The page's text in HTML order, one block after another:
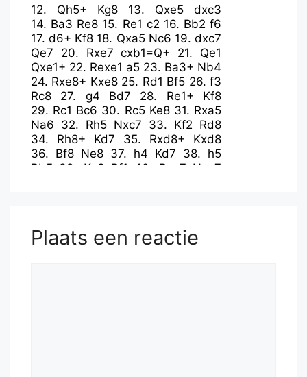
12. Qh5+ Kg8 13. Qxe5
dxc3
14. Ba3 Re8 15. Re1 c2 16. Bb2 f6
17.d6+ Kf8 18. Qxa5 Nc6 19.dxc7
Qe7
20. Rxe7 cxb1=Q+ 21. Qe1
Qxe1+ 22. Rexe1 a5 23. Ba3+ Nb4
24. Rxe8+ Kxe8 25. Rd1 Bf5 26.f3
Rc8
27. g4 Bd7 28. Re1+
Kf8
29. Rc1 Bc6 30. Rc5 Ke8 31. Rxa5
Na6 32. Rh5 Nxc7 33. Kf2 Rd8
34. Rh8+ Kd7 35. Rxd8+
Kxd8
36. Bf8 Ne8 37. h4 Kd7 38. h5
Bb5 39. Ke3 Bf1 40. Bxg7 Nxg7
Plaats een reactie